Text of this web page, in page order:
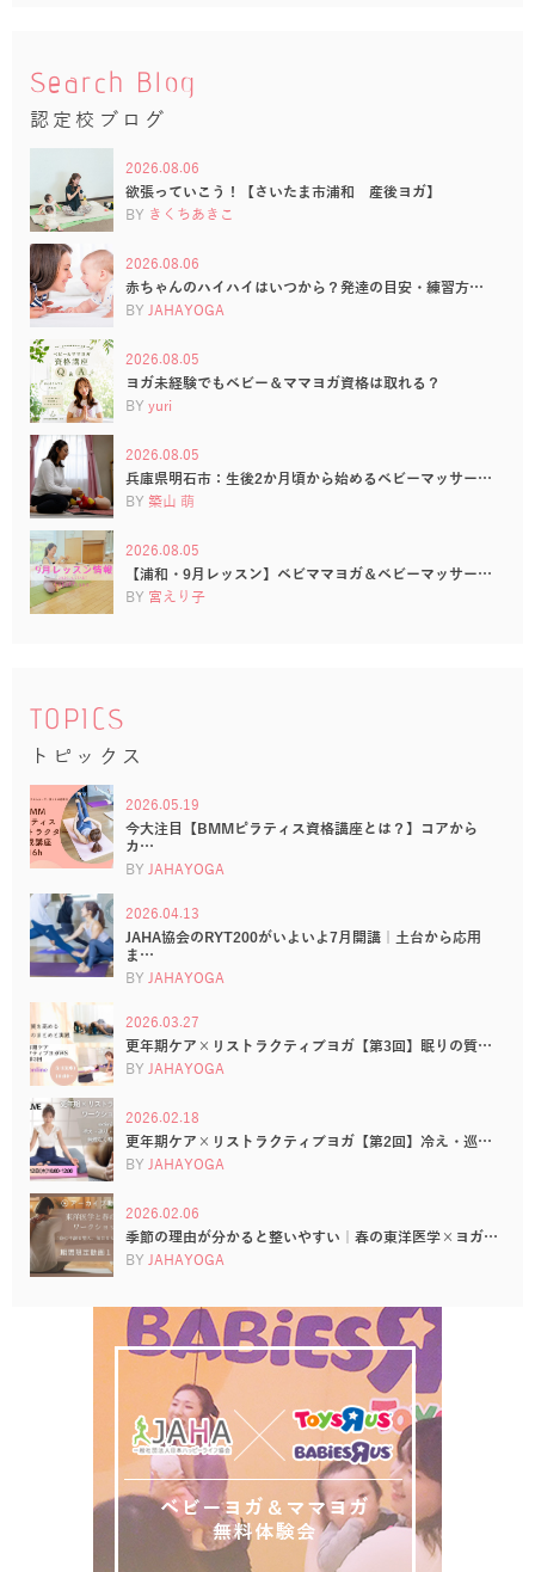
Search Blog
認定校ブログ
2026.08.06
欲張っていこう！【さいたま市浦和 産後ヨガ】
BY きくちあきこ
2026.08.06
赤ちゃんのハイハイはいつから？発達の目安・練習方…
BY JAHAYOGA
2026.08.05
ヨガ未経験でもベビー＆ママヨガ資格は取れる？
BY yuri
2026.08.05
兵庫県明石市：生後2か月頃から始めるベビーマッサー…
BY 築山 萌
2026.08.05
【浦和・9月レッスン】ベビママヨガ＆ベビーマッサー…
BY 宮えり子
TOPICS
トピックス
2026.05.19
今大注目【BMMピラティス資格講座とは？】コアから
カ…
BY JAHAYOGA
2026.04.13
JAHA協会のRYT200がいよいよ7月開講｜土台から応用
ま…
BY JAHAYOGA
2026.03.27
更年期ケア×リストラクティブヨガ【第3回】眠りの質…
BY JAHAYOGA
2026.02.18
更年期ケア×リストラクティブヨガ【第2回】冷え・巡…
BY JAHAYOGA
2026.02.06
季節の理由が分かると整いやすい｜春の東洋医学×ヨガ…
BY JAHAYOGA